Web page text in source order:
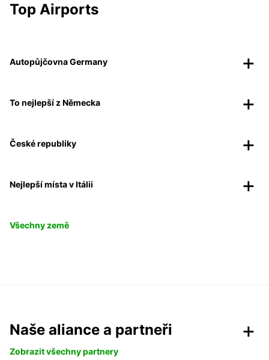
Top Airports
Autopůjčovna Germany
To nejlepší z Německa
České republiky
Nejlepší místa v Itálii
Všechny země
Naše aliance a partneři
Zobrazit všechny partnery